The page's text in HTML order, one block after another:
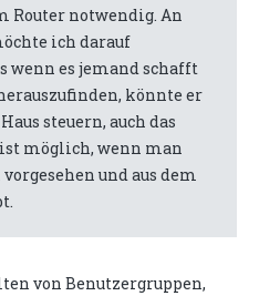
Router notwendig. An
ich darauf
wenn es jemand schafft
könnte er
steuern, auch das
möglich, wenn man
und aus dem
von Benutzergruppen,